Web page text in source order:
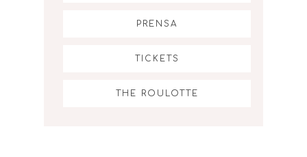
PRENSA
TICKETS
THE ROULOTTE